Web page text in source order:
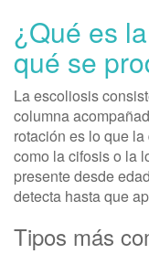
¿Qué es
qué se
La escoliosis
columna
rotación es lo que
como la cifosis o la
presente desde
detecta hasta que
Tipos más